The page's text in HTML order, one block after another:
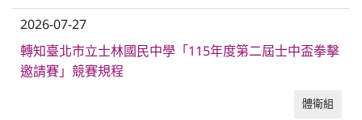
2026-07-27
轉知臺北市立士林國民中學「115年度第二屆士中盃拳擊
邀請賽」競賽規程
體衛組